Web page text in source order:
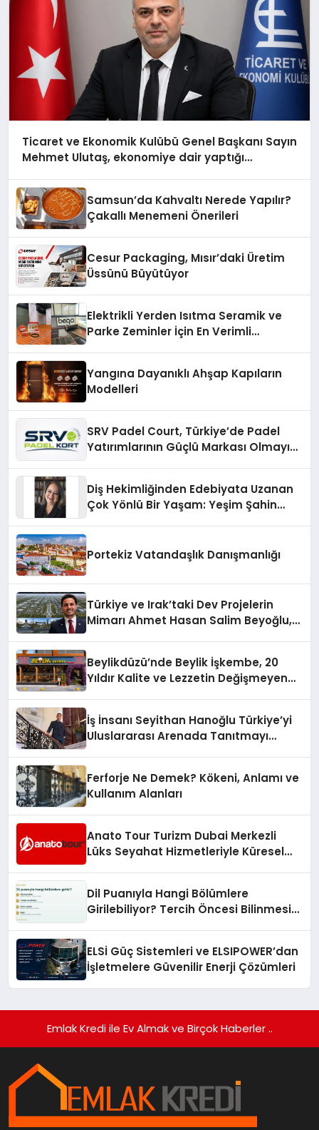
Ticaret ve Ekonomik Kulübü Genel Başkanı Sayın
Mehmet Ulutaş, ekonomiye dair yaptığı
Samsun’da Kahvaltı Nerede Yapılır?
Çakallı Menemeni Önerileri
Cesur Packaging, Mısır’daki Üretim
Üssünü Büyütüyor
Elektrikli Yerden Isıtma Seramik ve
Parke Zeminler İçin En Verimli
Yangına Dayanıklı Ahşap Kapıların
Modelleri
SRV Padel Court, Türkiye’de Padel
Yatırımlarının Güçlü Markası Olmayı
Diş Hekimliğinden Edebiyata Uzanan
Çok Yönlü Bir Yaşam: Yeşim Şahin
Portekiz Vatandaşlık Danışmanlığı
Türkiye ve Irak’taki Dev Projelerin
Mimarı Ahmet Hasan Salim Beyoğlu,
Hayata Geçirecek
Beylikdüzü’nde Beylik İşkembe, 20
Yıldır Kalite ve Lezzetin Değişmeyen
İş İnsanı Seyithan Hanoğlu Türkiye’yi
Uluslararası Arenada Tanıtmayı
Ferforje Ne Demek? Kökeni, Anlamı ve
Kullanım Alanları
Anato Tour Turizm Dubai Merkezli
Lüks Seyahat Hizmetleriyle Küresel
Dil Puanıyla Hangi Bölümlere
Girilebiliyor? Tercih Öncesi Bilinmesi
ELSİ Güç Sistemleri ve ELSIPOWER’dan
İşletmelere Güvenilir Enerji Çözümleri
Emlak Kredi ile Ev Almak ve Birçok Haberler ..